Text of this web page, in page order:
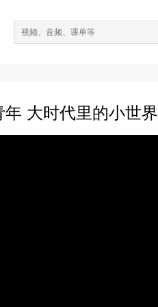
大时代里的小世界